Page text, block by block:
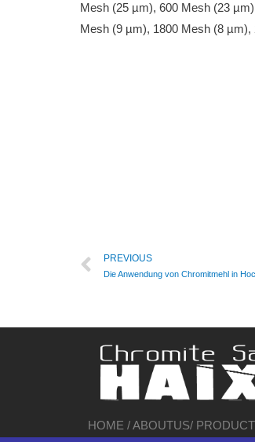
Mesh (25 µm), 600 Mesh (23
Mesh (9 µm), 1800 Mesh (8
PREVIOUS
Die Anwendung von Chromitmehl in
HOME /ABOUTUS/